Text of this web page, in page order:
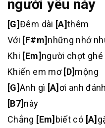
người yêu này
[G]Đêm dài [A]thêm
Với [F#m] những nhớ
Khi [Em] người chợt ghé
Khiến em mơ [D] mộng
[G]Anh gì [A] ơi anh đánh
[B7] này
Chẳng [Em] biết có [A]